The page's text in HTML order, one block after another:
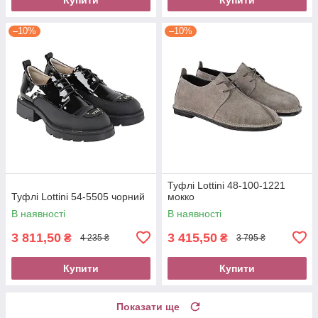
–10%
Туфлі Lottini 54-5505 чорний
В наявності
3 811,50 ₴ 4 235 ₴
Купити
–10%
Туфлі Lottini 48-100-1221
мокко
В наявності
3 415,50 ₴ 3 795 ₴
Купити
Показати ще